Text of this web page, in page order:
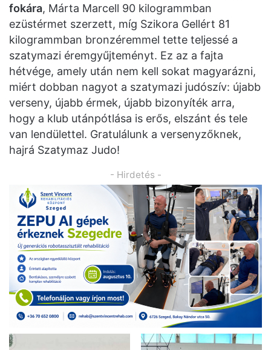
fokára, Márta Marcell 90 kilogrammban
ezüstérmet szerzett, míg Szikora Gellért 81
kilogrammban bronzéremmel tette teljessé a
szatymazi éremgyűjteményt. Ez az a fajta
hétvége, amely után nem kell sokat magyarázni,
miért dobban nagyot a szatymazi judószív: újabb
verseny, újabb érmek, újabb bizonyíték arra,
hogy a klub utánpótlása is erős, elszánt és tele
van lendülettel. Gratulálunk a versenyzőknek,
hajrá Szatymaz Judo!
- Hirdetés -